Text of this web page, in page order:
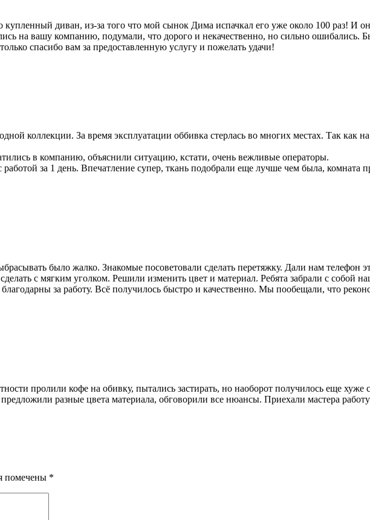
диван, из-за того что мой сынок Дима испачкал его уже около 100 раз! И
на вашу компанию, подумали, что дорого и некачественно, но сильно
спасибо вам за предоставленную услугу и пожелать удачи!
коллекции. За время эксплуатации оббивка стерлась во многих местах. Так как
в компанию, объяснили ситуацию, кстати, очень вежливые операторы.
за 1 день. Впечатление супер, ткань подобрали еще лучше чем была, комната
было жалко. Знакомые посоветовали сделать перетяжку. Дали нам телефон
с мягким уголком. Решили изменить цвет и материал. Ребята забрали с собой
за работу. Всё получилось быстро и качественно. Мы пообещали, что
пролили кофе на обивку, пытались застирать, но наоборот получилось еще хуже
разные цвета материала, обговорили все нюансы. Приехали мастера
помечены *